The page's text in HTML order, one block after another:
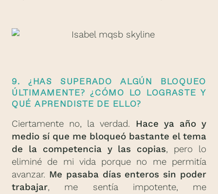
9. ¿HAS SUPERADO ALGÚN BLOQUEO
ÚLTIMAMENTE? ¿CÓMO LO LOGRASTE Y
QUÉ APRENDISTE DE ELLO?
Ciertamente no, la verdad. Hace ya año y
medio sí que me bloqueó bastante el tema
de la competencia y las copias, pero lo
eliminé de mi vida porque no me permitía
avanzar. Me pasaba días enteros sin poder
trabajar, me sentía impotente, me